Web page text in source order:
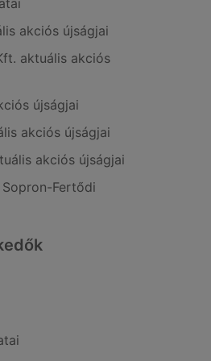
akciós újságjai
aktuális akciós
újságjai
akciós újságjai
akciós újságjai
Fertődi